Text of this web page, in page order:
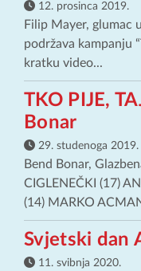
12. prosinca 2019.
Filip Mayer, glumac
podržava kampanju
kratku video...
TKO PIJE,
Bonar
29. studenoga 2019.
Bend Bonar,
CIGLENEČKI (17)
(14) MARKO
Svjetski dan
11. svibnja 2020.